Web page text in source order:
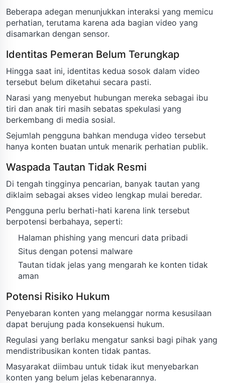
Beberapa adegan menunjukkan interaksi yang memicu
perhatian, terutama karena ada bagian video yang
disamarkan dengan sensor.
Identitas Pemeran Belum Terungkap
Hingga saat ini, identitas kedua sosok dalam video
tersebut belum diketahui secara pasti.
Narasi yang menyebut hubungan mereka sebagai ibu
tiri dan anak tiri masih sebatas spekulasi yang
berkembang di media sosial.
Sejumlah pengguna bahkan menduga video tersebut
hanya konten buatan untuk menarik perhatian publik.
Waspada Tautan Tidak Resmi
Di tengah tingginya pencarian, banyak tautan yang
diklaim sebagai akses video lengkap mulai beredar.
Pengguna perlu berhati-hati karena link tersebut
berpotensi berbahaya, seperti:
Halaman phishing yang mencuri data pribadi
Situs dengan potensi malware
Tautan tidak jelas yang mengarah ke konten tidak
aman
Potensi Risiko Hukum
Penyebaran konten yang melanggar norma kesusilaan
dapat berujung pada konsekuensi hukum.
Regulasi yang berlaku mengatur sanksi bagi pihak yang
mendistribusikan konten tidak pantas.
Masyarakat diimbau untuk tidak ikut menyebarkan
konten yang belum jelas kebenarannya.